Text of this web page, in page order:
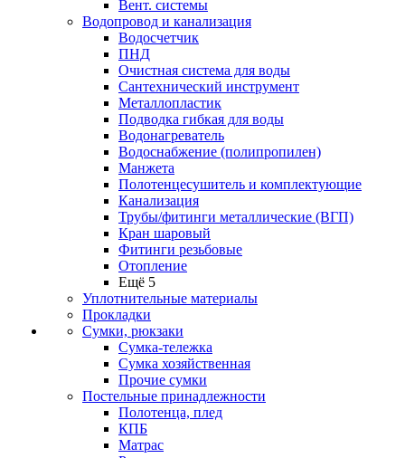
Вент. системы
Водопровод и канализация
Водосчетчик
ПНД
Очистная система для воды
Сантехнический инструмент
Металлопластик
Подводка гибкая для воды
Водонагреватель
Водоснабжение (полипропилен)
Манжета
Полотенцесушитель и комплектующие
Канализация
Трубы/фитинги металлические (ВГП)
Кран шаровый
Фитинги резьбовые
Отопление
Ещё 5
Уплотнительные материалы
Прокладки
Сумки, рюкзаки
Сумка-тележка
Сумка хозяйственная
Прочие сумки
Постельные принадлежности
Полотенца, плед
КПБ
Матрас